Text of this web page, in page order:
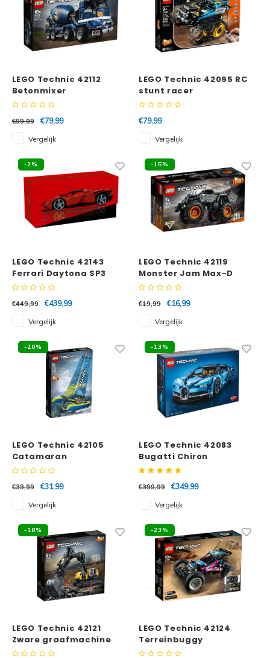
LEGO Technic 42112
Betonmixer
€99,99
€79,99
Vergelijk
LEGO Technic 42095 RC
stunt racer
€79,99
Vergelijk
-2%
LEGO Technic 42143
Ferrari Daytona SP3
€449,99
€439,99
Vergelijk
-15%
LEGO Technic 42119
Monster Jam Max-D
€19,99
€16,99
Vergelijk
-20%
LEGO Technic 42105
Catamaran
€39,99
€31,99
Vergelijk
-13%
LEGO Technic 42083
Bugatti Chiron
€399,99
€349,99
Vergelijk
-18%
LEGO Technic 42121
Zware graafmachine
-23%
LEGO Technic 42124
Terreinbuggy